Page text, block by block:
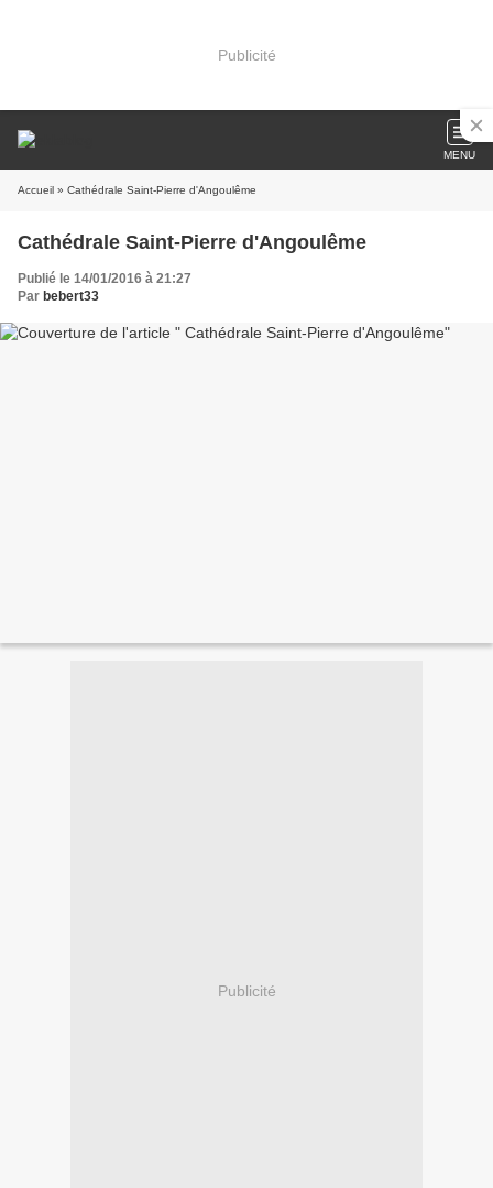
Publicité
MENU
Accueil » Cathédrale Saint-Pierre d'Angoulême
Cathédrale Saint-Pierre d'Angoulême
Publié le 14/01/2016 à 21:27
Par bebert33
Publicité